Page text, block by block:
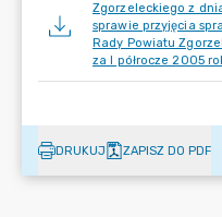
Zgorzeleckiego z
sprawie przyjęcia
Rady Powiatu
za I półrocze 2005
DRUKUJ ZAPISZ DO PDF